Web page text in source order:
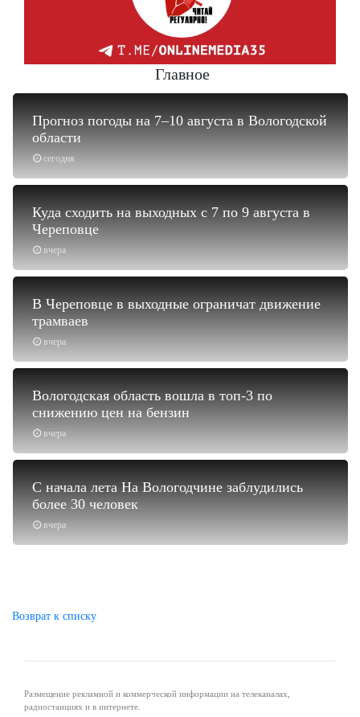
Главное
сегодня
Прогноз погоды на 7–10 августа в Вологодской
области
вчера
Куда сходить на выходных с 7 по 9 августа в
Череповце
вчера
В Череповце в выходные ограничат движение
трамваев
вчера
Вологодская область вошла в топ-3 по
снижению цен на бензин
вчера
С начала лета На Вологодчине заблудились
более 30 человек
Возврат к списку
Размещение рекламной и коммерческой информации на телеканалах,
радиостанциях и в интернете.